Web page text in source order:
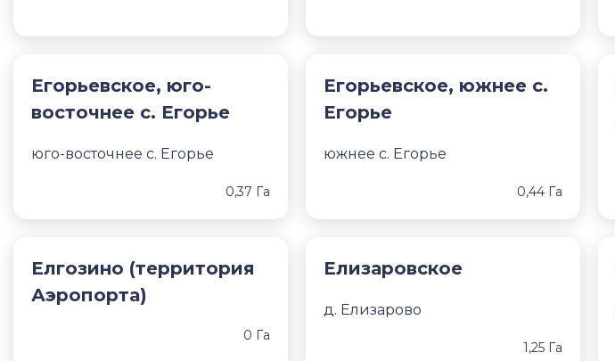
Егорьевское, юго-
восточнее с. Егорье
юго-восточнее с. Егорье
0,37 Га
Егорьевское, южнее с.
Егорье
южнее с. Егорье
0,44 Га
Елгозино (территория
Аэропорта)
0 Га
Елизаровское
д. Елизарово
1,25 Га